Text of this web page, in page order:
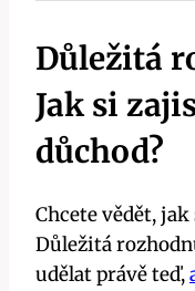
Důležitá
Jak si
důchod?
Chcete vědět,
Důležitá
udělat právě teď,